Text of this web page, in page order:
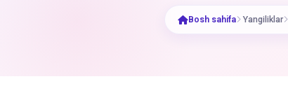
Bosh sahifa Yangiliklar